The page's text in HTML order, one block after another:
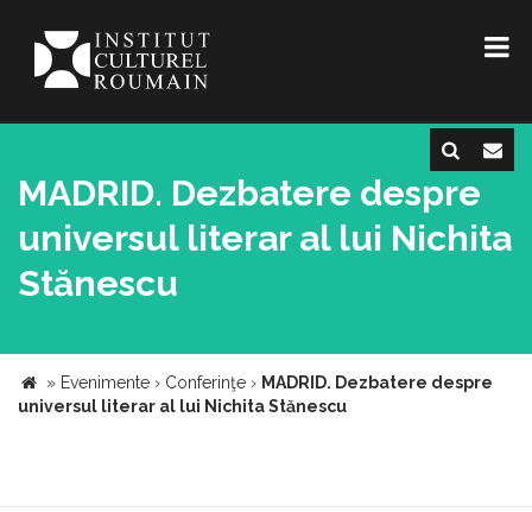
MADRID. Dezbatere despre
universul literar al lui Nichita
Stănescu
» Evenimente › Conferinţe › MADRID. Dezbatere despre
universul literar al lui Nichita Stănescu